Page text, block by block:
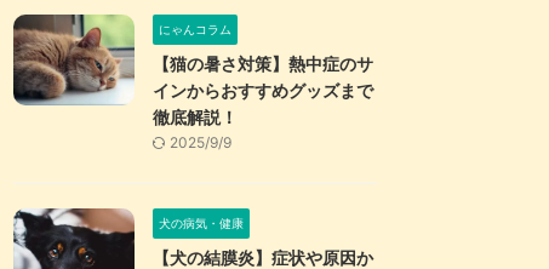
にゃんコラム
【猫の暑さ対策】熱中症のサ
インからおすすめグッズまで
徹底解説！
2025/9/9
犬の病気・健康
【犬の結膜炎】症状や原因か